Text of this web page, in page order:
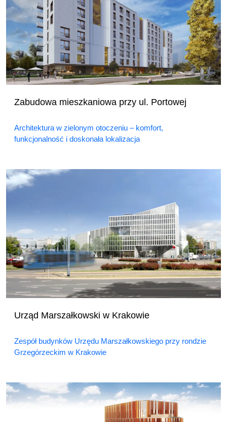
Zabudowa mieszkaniowa przy ul. Portowej
Architektura w zielonym otoczeniu – komfort,
funkcjonalność i doskonała lokalizacja
Urząd Marszałkowski w Krakowie
Zespół budynków Urzędu Marszałkowskiego przy rondzie
Grzegórzeckim w Krakowie